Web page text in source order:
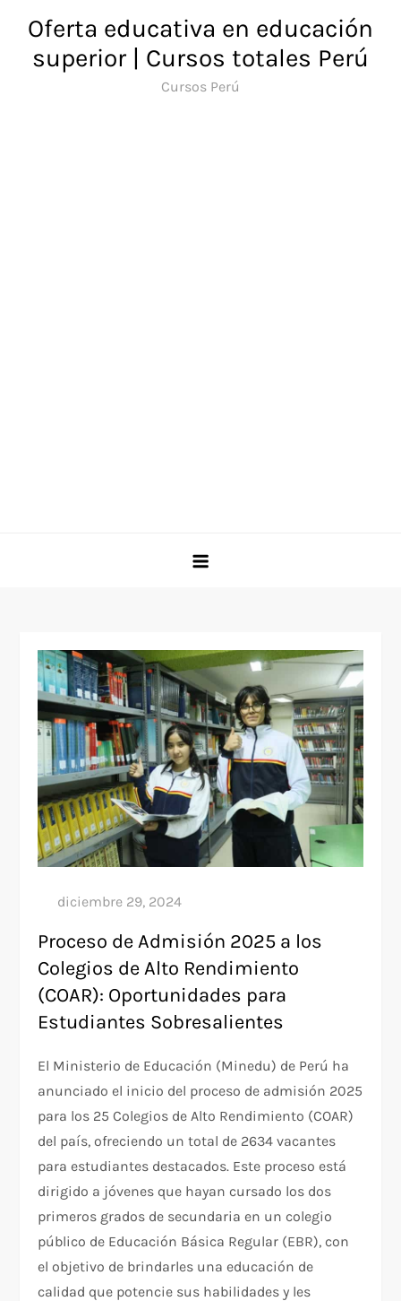
contenido
Oferta educativa en educación
superior | Cursos totales Perú
Cursos Perú
Proceso de Admisión 2025 a los
Colegios de Alto Rendimiento
(COAR): Oportunidades para
Estudiantes Sobresalientes
El Ministerio de Educación (Minedu) de Perú ha
anunciado el inicio del proceso de admisión 2025
para los 25 Colegios de Alto Rendimiento (COAR)
del país, ofreciendo un total de 2634 vacantes
para estudiantes destacados. Este proceso está
dirigido a jóvenes que hayan cursado los dos
primeros grados de secundaria en un colegio
público de Educación Básica Regular (EBR), con
el objetivo de brindarles una educación de
calidad que potencie sus habilidades y les